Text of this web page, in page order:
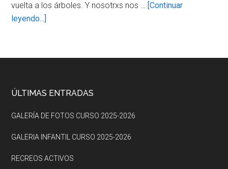
vuelta a los árboles. Y nosotrxs nos … [Continuar
leyendo...]
HOJAS
Footer
ÚLTIMAS ENTRADAS
GALERÍA DE FOTOS CURSO 2025-2026
GALERIA INFANTIL CURSO 2025-2026
RECREOS ACTIVOS